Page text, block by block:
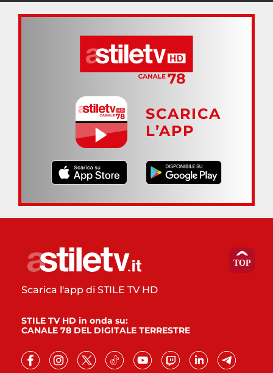
SCARICA
L’APP
Scarica l'app di STILE TV HD
STILE TV HD in onda su:
CANALE 78 DEL DIGITALE TERRESTRE